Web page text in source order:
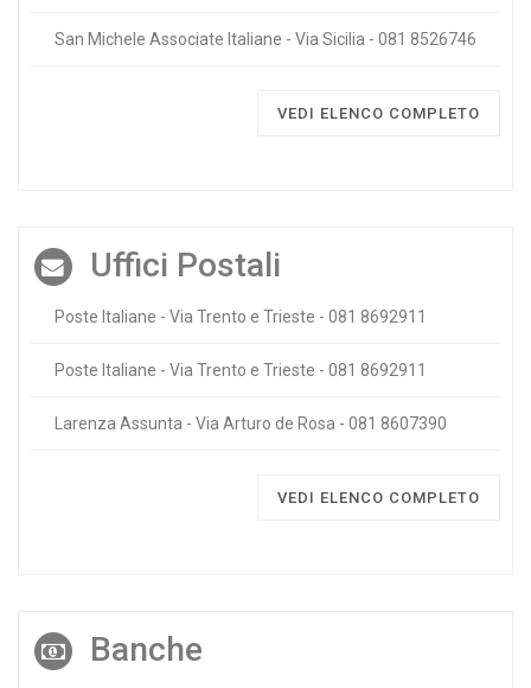
San Michele Associate Italiane - Via Sicilia - 081 8526746
VEDI ELENCO COMPLETO
Uffici Postali
Poste Italiane - Via Trento e Trieste - 081 8692911
Poste Italiane - Via Trento e Trieste - 081 8692911
Larenza Assunta - Via Arturo de Rosa - 081 8607390
VEDI ELENCO COMPLETO
Banche